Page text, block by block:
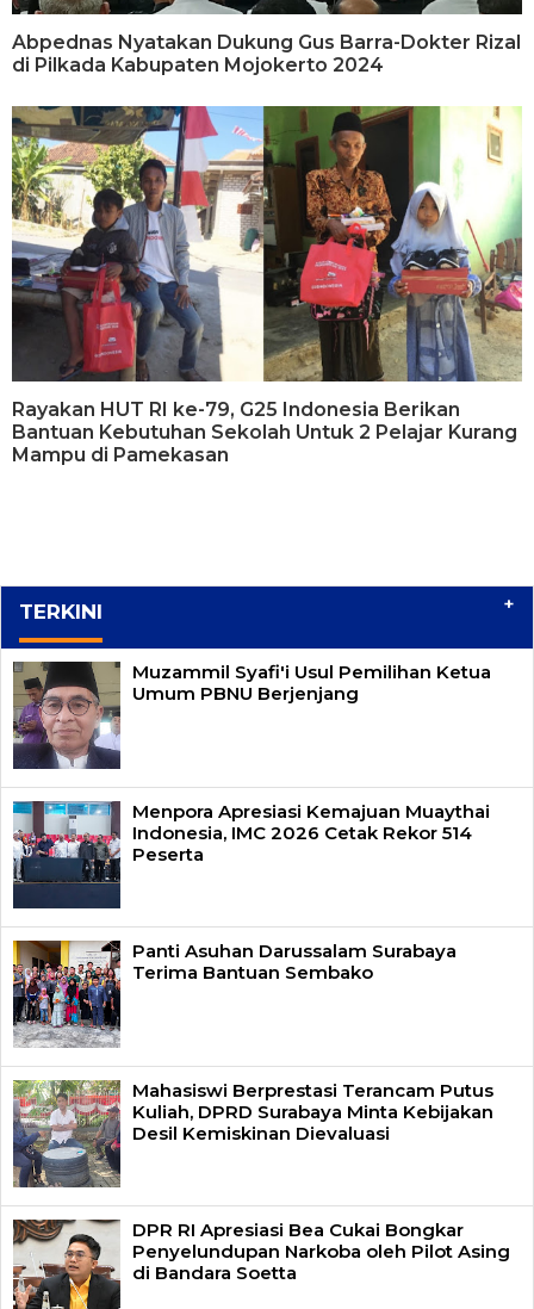
Abpednas Nyatakan Dukung Gus Barra-Dokter Rizal
di Pilkada Kabupaten Mojokerto 2024
Rayakan HUT RI ke-79, G25 Indonesia Berikan
Bantuan Kebutuhan Sekolah Untuk 2 Pelajar Kurang
Mampu di Pamekasan
TERKINI +
Muzammil Syafi'i Usul Pemilihan Ketua
Umum PBNU Berjenjang
Menpora Apresiasi Kemajuan Muaythai
Indonesia, IMC 2026 Cetak Rekor 514
Peserta
Panti Asuhan Darussalam Surabaya
Terima Bantuan Sembako
Mahasiswi Berprestasi Terancam Putus
Kuliah, DPRD Surabaya Minta Kebijakan
Desil Kemiskinan Dievaluasi
DPR RI Apresiasi Bea Cukai Bongkar
Penyelundupan Narkoba oleh Pilot Asing
di Bandara Soetta